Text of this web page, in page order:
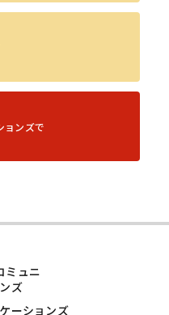
ョンズで
ーションズ